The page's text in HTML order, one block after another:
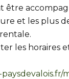
être
et les plus
les horaires